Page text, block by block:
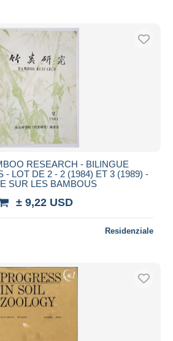
RESEARCH - BILINGUE
- LOT DE 2 - 2 (1984) ET 3 (1989) -
SUR LES BAMBOUS
± 9,22 USD
Residenziale